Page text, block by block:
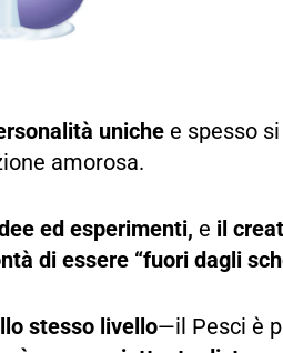
uniche e spesso
amorosa.
ed esperimenti, e il
di essere “fuori dagli
stesso livello—il Pesci è